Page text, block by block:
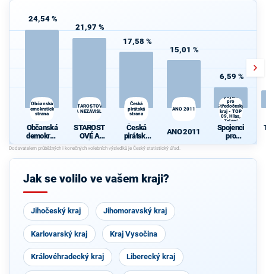
24,54 %
Občanská
demokratická
strana
Občanská
demokrati
cká strana
21,97 %
STAROSTOVÉ
A NEZÁVISLÍ
STAROST
OVÉ A
NEZÁVISL
Í
17,58 %
Česká
pirátská
strana
Česká
pirátská
strana
15,01 %
ANO 2011
ANO 2011
6,59 %
Spojenci
pro
Středočeský
kraj - TOP
09, Hlas,
Zelení
Spojenci
pro
Středočes
TOP 09,
Jak se volilo ve vašem kraji?
Jihočeský kraj Jihomoravský kraj
Karlovarský kraj Kraj Vysočina
Královéhradecký kraj Liberecký kraj